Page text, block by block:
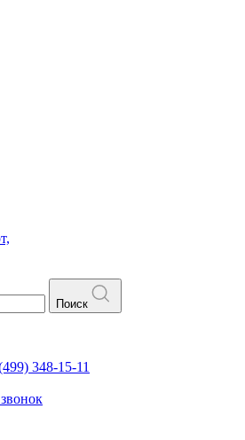
Поиск
348-15-11